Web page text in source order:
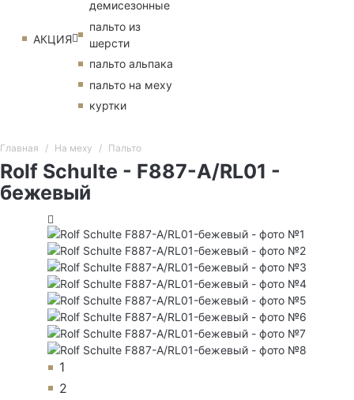
АКЦИЯ
демисезонные
пальто из
шерсти
пальто альпака
пальто на меху
куртки
Главная На меху Пальто
Rolf Schulte - F887-A/RL01 -
бежевый
1
2